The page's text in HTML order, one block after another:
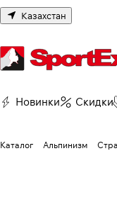
Казахстан
Новинки Скидки
Каталог Альпинизм